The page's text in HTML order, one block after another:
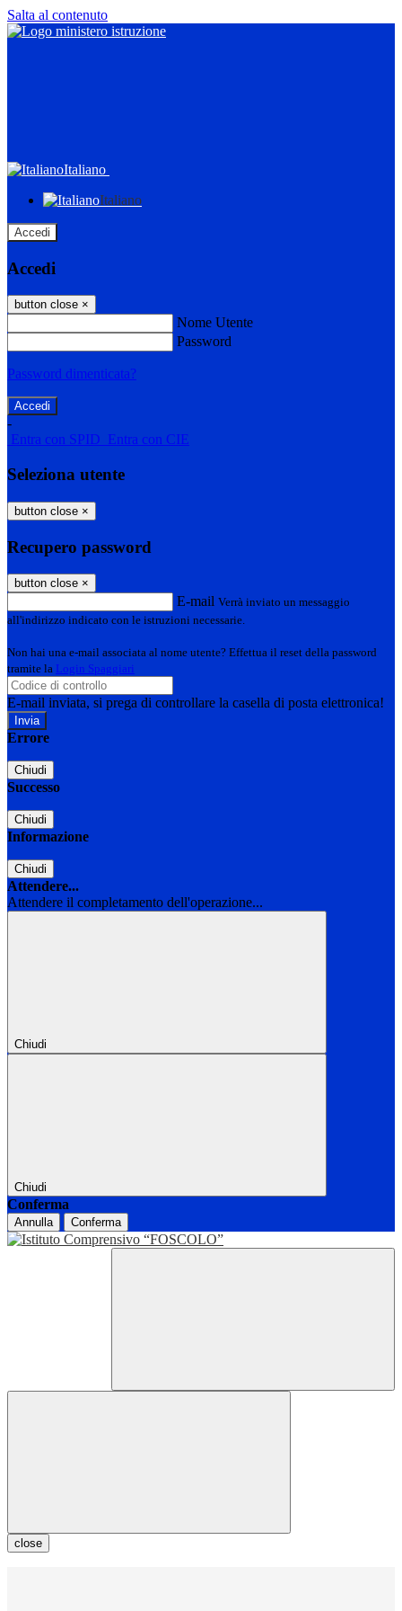
Salta al contenuto
Italiano
Italiano
Accedi
Accedi
button close ×
Nome Utente
Password
Password dimenticata?
-
Entra con SPID Entra con CIE
Seleziona utente
button close ×
Recupero password
button close ×
E-mail Verrà inviato un messaggio
all'indirizzo indicato con le istruzioni necessarie.
Non hai una e-mail associata al nome utente? Effettua il reset della password
tramite la Login Spaggiari
E-mail inviata, si prega di controllare la casella di posta elettronica!
Errore
Chiudi
Successo
Chiudi
Informazione
Chiudi
Attendere...
Attendere il completamento dell'operazione...
Chiudi
Chiudi
Conferma
Annulla Conferma
close